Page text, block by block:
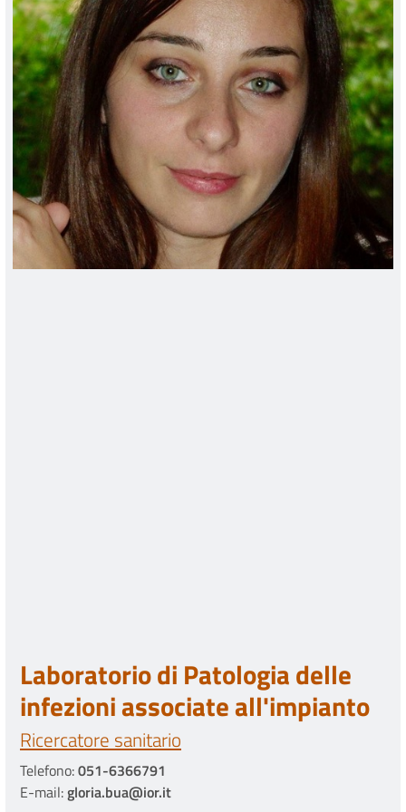
Laboratorio di Patologia delle
infezioni associate all'impianto
Ricercatore sanitario
Telefono:051-6366791
E-mail:gloria.bua@ior.it